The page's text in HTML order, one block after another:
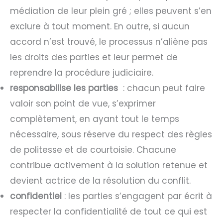
médiation de leur plein gré ; elles peuvent s’en
exclure à tout moment. En outre, si aucun
accord n’est trouvé, le processus n’aliène pas
les droits des parties et leur permet de
reprendre la procédure judiciaire.
responsabilise les parties : chacun peut faire
valoir son point de vue, s’exprimer
complètement, en ayant tout le temps
nécessaire, sous réserve du respect des règles
de politesse et de courtoisie. Chacune
contribue activement à la solution retenue et
devient actrice de la résolution du conflit.
confidentiel : les parties s’engagent par écrit à
respecter la confidentialité de tout ce qui est